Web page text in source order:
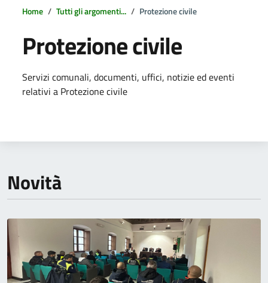
Home Tutti gli argomenti... Protezione civile
Protezione civile
Dettagli della notizia
Servizi comunali, documenti, uffici, notizie ed eventi
relativi a Protezione civile
Novità